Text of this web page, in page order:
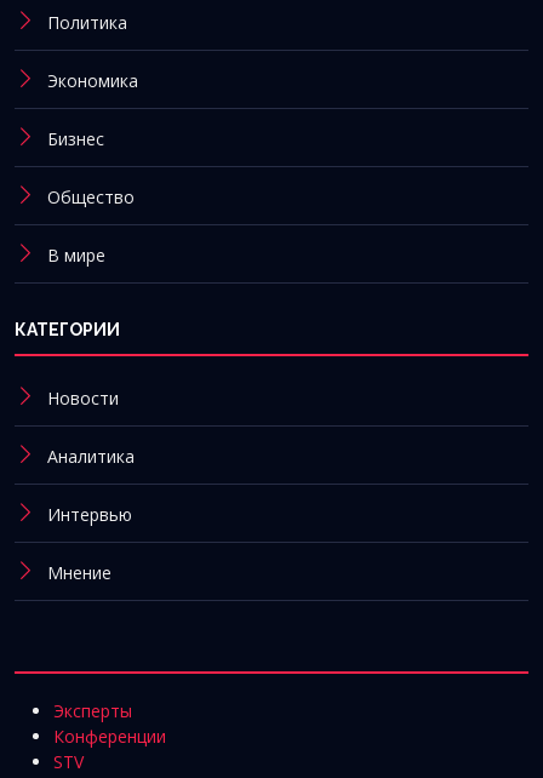
Политика
Экономика
Бизнес
Общество
В мире
КАТЕГОРИИ
Новости
Аналитика
Интервью
Мнение
Эксперты
Конференции
STV